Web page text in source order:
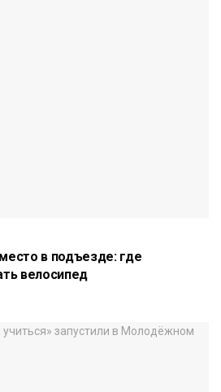
в подъезде: где
велосипед